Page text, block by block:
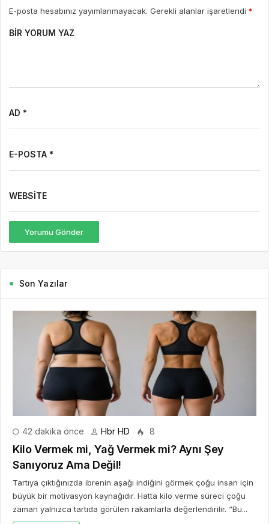
E-posta hesabınız yayımlanmayacak. Gerekli alanlar işaretlendi *
BIR YORUM YAZ
AD *
E-POSTA *
WEBSITE
Yorumu Gönder
Son Yazılar
42 dakika önce Hbr HD 8
Kilo Vermek mi, Yağ Vermek mi? Aynı Şey
Sanıyoruz Ama Değil!
Tartıya çıktığınızda ibrenin aşağı indiğini görmek çoğu insan için
büyük bir motivasyon kaynağıdır. Hatta kilo verme süreci çoğu
zaman yalnızca tartıda görülen rakamlarla değerlendirilir. “Bu...